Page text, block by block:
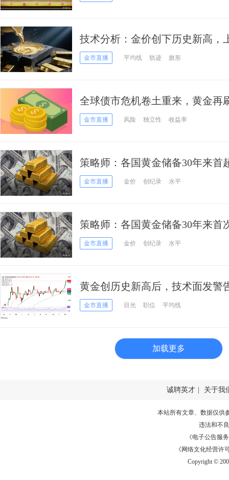
技术分析：金价创下历史新高，
金市直播 平均线 轨迹 旗形
全球债市危机卷土重来，黄金再
术面释放超买信号
金市直播 风险 独立性 收益率
策略师：各国黄金储备30年来首
倍于现价
金市直播 金价 创纪录 水平
策略师：各国黄金储备30年来首
将数倍于现价
金市直播 金价 创纪录 水平
黄金创历史新高后，技术面发警
析师：警惕金价回调风险
金市直播 目光 职位 平均线
加载更多
诚聘英才 | 关于我
本站所有文章、数据仅供
违法和不
《电子公告服务
《网络文化经营许
Copyright ©